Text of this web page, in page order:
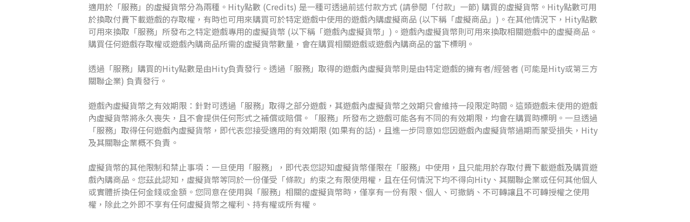
適用於「服務」的虛擬貨幣分為兩種。Hity點數 (Credits) 是一種可透過前述付款方式 (請參閱「付款」一節) 購買的虛擬貨幣。Hity點數可用
於換取付費下載遊戲的存取權，有時也可用來購買可於特定遊戲中使用的遊戲內購虛擬商品 (以下稱「虛擬商品」)。在其他情況下，Hity點數
可用來換取「服務」所發布之特定遊戲專用的虛擬貨幣 (以下稱「遊戲內虛擬貨幣」)。遊戲內虛擬貨幣則可用來換取相關遊戲中的虛擬商品。
購買任何遊戲存取權或遊戲內購商品所需的虛擬貨幣數量，會在購買相關遊戲或遊戲內購商品的當下標明。
透過「服務」購買的Hity點數是由Hity負責發行。透過「服務」取得的遊戲內虛擬貨幣則是由特定遊戲的擁有者/經營者 (可能是Hity或第三方
關聯企業) 負責發行。
遊戲內虛擬貨幣之有效期限：針對可透過「服務」取得之部分遊戲，其遊戲內虛擬貨幣之效期只會維持一段限定時間。這類遊戲未使用的遊戲
內虛擬貨幣將永久喪失，且不會提供任何形式之補償或賠償。「服務」所發布之遊戲可能各有不同的有效期限，均會在購買時標明。一旦透過
「服務」取得任何遊戲內虛擬貨幣，即代表您接受適用的有效期限 (如果有的話)，且進一步同意如您因遊戲內虛擬貨幣過期而蒙受損失，Hity
及其關聯企業概不負責。
虛擬貨幣的其他限制和禁止事項：一旦使用「服務」，即代表您認知虛擬貨幣僅限在「服務」中使用，且只能用於存取付費下載遊戲及購買遊
戲內購商品。您茲此認知，虛擬貨幣等同於一份僅受「條款」約束之有限使用權，且在任何情況下均不得向Hity、其關聯企業或任何其他個人
或實體折換任何金錢或金額。您同意在使用與「服務」相關的虛擬貨幣時，僅享有一份有限、個人、可撤銷、不可轉讓且不可轉授權之使用
權，除此之外即不享有任何虛擬貨幣之權利、持有權或所有權。